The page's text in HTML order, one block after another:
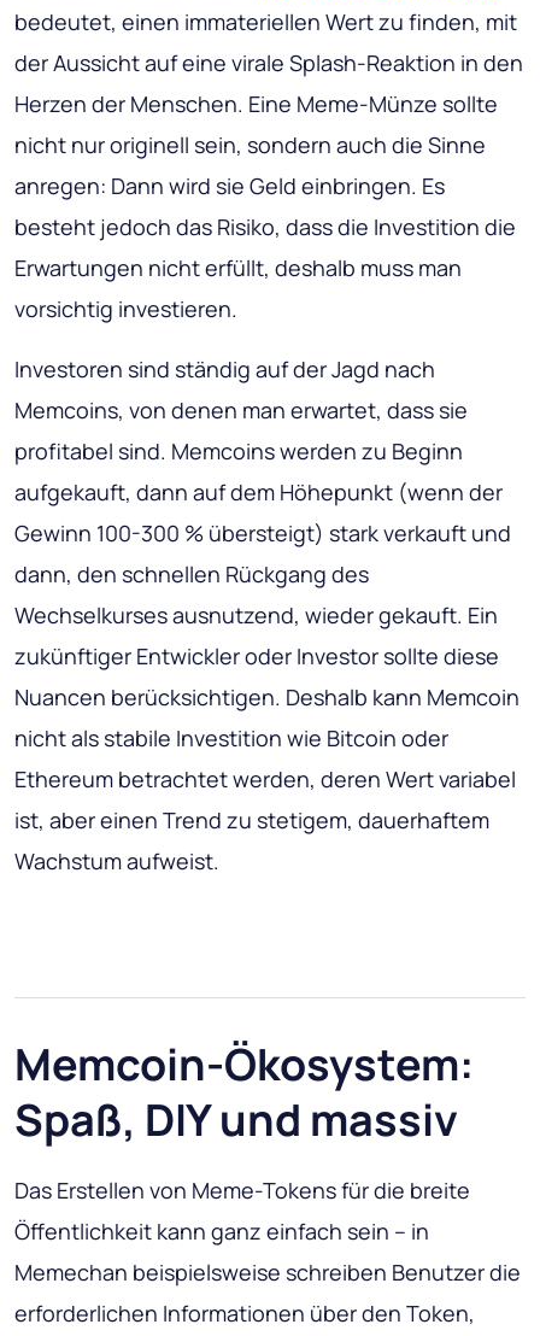
bedeutet, einen immateriellen Wert zu finden, mit
der Aussicht auf eine virale Splash-Reaktion in den
Herzen der Menschen. Eine Meme-Münze sollte
nicht nur originell sein, sondern auch die Sinne
anregen: Dann wird sie Geld einbringen. Es
besteht jedoch das Risiko, dass die Investition die
Erwartungen nicht erfüllt, deshalb muss man
vorsichtig investieren.
Investoren sind ständig auf der Jagd nach
Memcoins, von denen man erwartet, dass sie
profitabel sind. Memcoins werden zu Beginn
aufgekauft, dann auf dem Höhepunkt (wenn der
Gewinn 100-300 % übersteigt) stark verkauft und
dann, den schnellen Rückgang des
Wechselkurses ausnutzend, wieder gekauft. Ein
zukünftiger Entwickler oder Investor sollte diese
Nuancen berücksichtigen. Deshalb kann Memcoin
nicht als stabile Investition wie Bitcoin oder
Ethereum betrachtet werden, deren Wert variabel
ist, aber einen Trend zu stetigem, dauerhaftem
Wachstum aufweist.
Memcoin-Ökosystem:
Spaß, DIY und massiv
Das Erstellen von Meme-Tokens für die breite
Öffentlichkeit kann ganz einfach sein – in
Memechan beispielsweise schreiben Benutzer die
erforderlichen Informationen über den Token,